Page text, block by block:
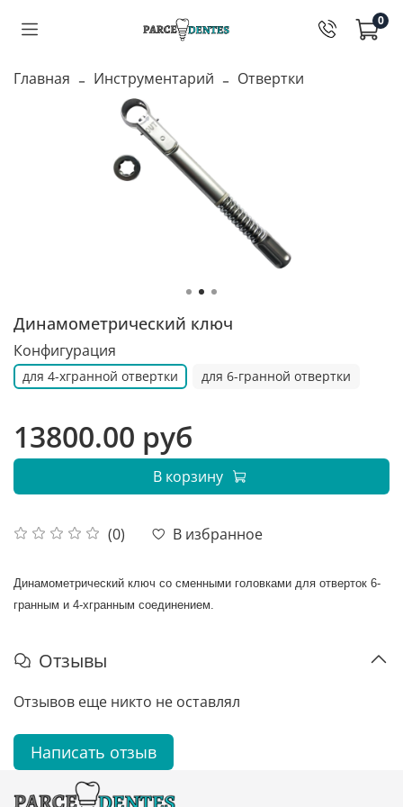
0
Главная Инструментарий Отвертки
Динамометрический ключ
(0) В избранное
Конфигурация
для 4-хгранной отвертки для 6-гранной отвертки
13800.00 руб
В корзину
Динамометрический ключ со сменными головками для отверток 6-
гранным и 4-хгранным соединением.
Отзывы
Отзывов еще никто не оставлял
Написать отзыв